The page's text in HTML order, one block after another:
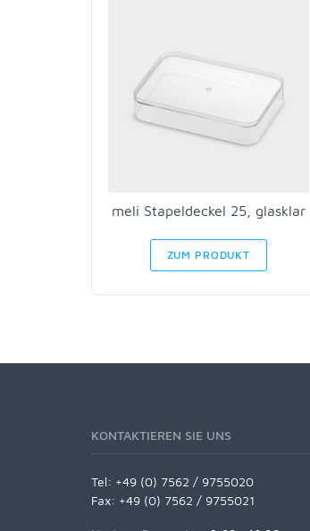
meli Stapeldeckel 25, glasklar
ZUM PRODUKT
KONTAKTIEREN SIE UNS
Tel: +49 (0) 7562 / 9755020
Fax: +49 (0) 7562 / 9755021